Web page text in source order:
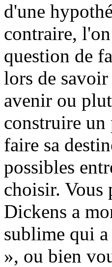
d'une
contraire,
question de
lors de
avenir ou
construire un
faire sa
possibles
choisir. Vous
Dickens a
sublime qui
», ou bien